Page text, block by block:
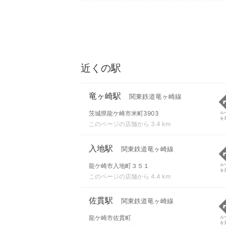
近くの駅
竜ヶ崎駅 関東鉄道竜ヶ崎線
茨城県龍ケ崎市米町3903
このページの店舗から 3.4 km
ル
を
入地駅 関東鉄道竜ヶ崎線
龍ケ崎市入地町３５１
このページの店舗から 4.4 km
ル
を
佐貫駅 関東鉄道竜ヶ崎線
龍ケ崎市佐貫町
ル
を